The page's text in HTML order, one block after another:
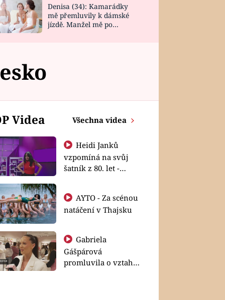
Denisa (34): Kamarádky
mě přemluvily k dámské
jízdě. Manžel mě po
Videa Všechna videa
Heidi Janků
vzpomíná na svůj
šatník z 80. let -
natáčení v Thajsku
Gabriela
Gášpárová
promluvila o vztahu